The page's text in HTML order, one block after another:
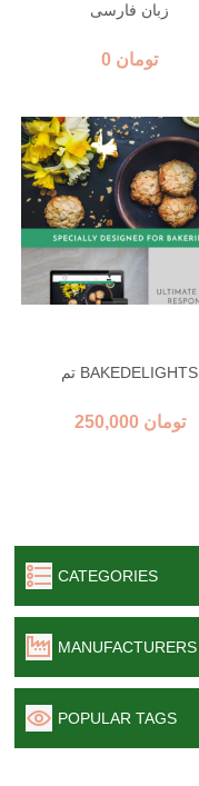
زبان فارسی
0 تومان
تم BAKEDELIGHTS
250,000 تومان
CATEGORIES
MANUFACTURERS
POPULAR TAGS